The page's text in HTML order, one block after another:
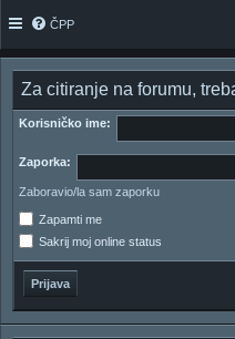
ČPP
Za citiranje na forumu,
Korisničko ime:
Zaporka:
Zaboravio/la sam zaporku
Zapamti me
Sakrij moj online status